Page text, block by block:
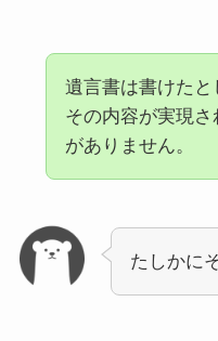
遺言書は書けた
その内容が実現
がありません。
たしかに